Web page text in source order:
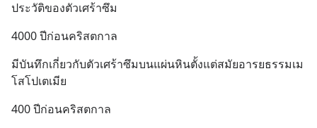
ประวัติของตัวเศร้าซึม
4000 ปีก่อนคริสตกาล
มีบันทึกเกี่ยวกับตัวเศร้าซึมบนแผ่นหินตั้งแต่สมัยอารยธรรมเม
โสโปเตเมีย
400 ปีก่อนคริสตกาล